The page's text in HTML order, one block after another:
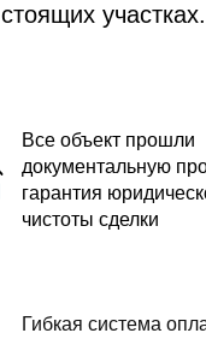
стоящих участках.
Все объект прошли
документальную
гарантия
чистоты сделки
Гибкая система